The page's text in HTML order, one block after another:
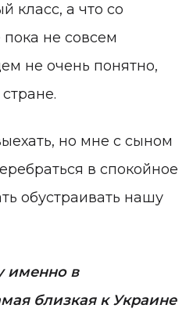
класс, а что со
не совсем
не очень понятно,
но мне с сыном
в спокойное
обустраивать нашу
именно в
близкая к Украине